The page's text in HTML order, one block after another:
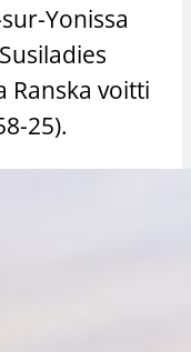
Yonissa
Ranska voitti
25).